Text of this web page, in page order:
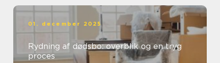
01. december 2025
Rydning af dødsbo: overblik og en tryg
proces